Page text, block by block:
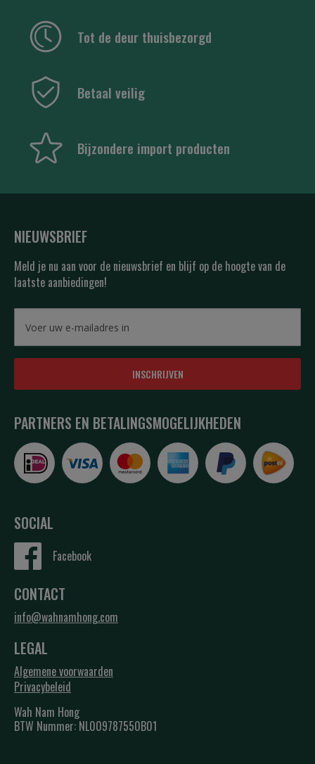
Tot de deur thuisbezorgd
Betaal veilig
Bijzondere import producten
NIEUWSBRIEF
Meld je nu aan voor de nieuwsbrief en blijf op de hoogte van de
laatste aanbiedingen!
INSCHRIJVEN
PARTNERS EN BETALINGSMOGELIJKHEDEN
SOCIAL
Facebook
CONTACT
info@wahnamhong.com
LEGAL
Algemene voorwaarden
Privacybeleid
Wah Nam Hong
BTW Nummer: NL009787550B01